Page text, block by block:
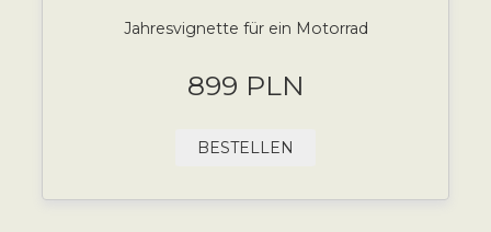
Jahresvignette für ein Motorrad
899 PLN
BESTELLEN